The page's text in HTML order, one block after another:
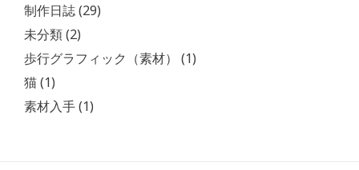
制作日誌(29)
未分類(2)
歩行グラフィック（素材）
(1)
猫(1)
素材入手(1)